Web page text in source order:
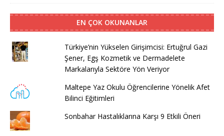
EN ÇOK OKUNANLAR
Türkiye’nin Yükselen Girişimcisi: Ertuğrul Gazi
Şener, Egş Kozmetik ve Dermadelete
Markalarıyla Sektöre Yön Veriyor
Maltepe Yaz Okulu Öğrencilerine Yönelik Afet
Bilinci Eğitimleri
Sonbahar Hastalıklarına Karşı 9 Etkili Öneri